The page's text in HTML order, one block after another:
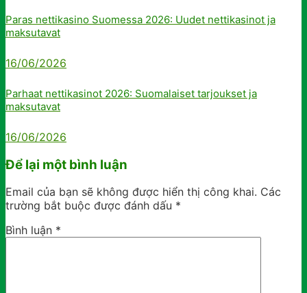
Paras nettikasino Suomessa 2026: Uudet nettikasinot ja
maksutavat
16/06/2026
Parhaat nettikasinot 2026: Suomalaiset tarjoukset ja
maksutavat
16/06/2026
Để lại một bình luận
Email của bạn sẽ không được hiển thị công khai. Các
trường bắt buộc được đánh dấu *
Bình luận *